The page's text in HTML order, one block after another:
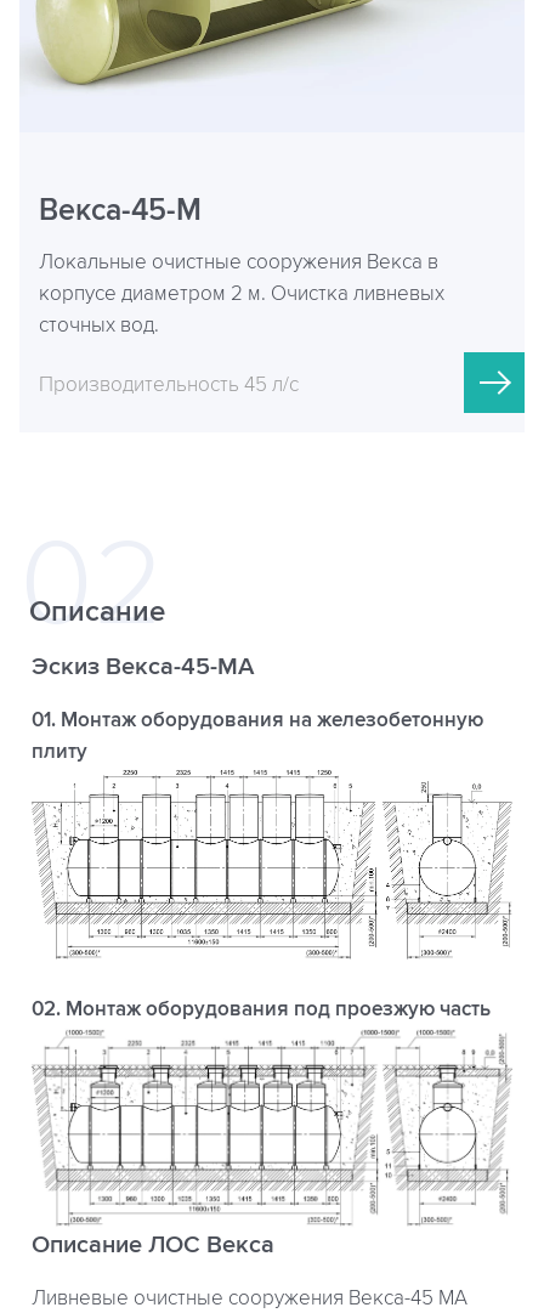
Векса-45-М
Локальные очистные сооружения Векса в
корпусе диаметром 2 м. Очистка ливневых
сточных вод.
Производительность 45 л/с
Описание
Эскиз Векса-45-МА
01. Монтаж оборудования на железобетонную
плиту
02. Монтаж оборудования под проезжую часть
Описание ЛОС Векса
Ливневые очистные сооружения Векса-45 МА